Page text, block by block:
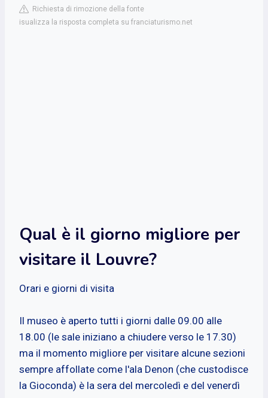
Richiesta di rimozione della fonte
isualizza la risposta completa su franciaturismo.net
Qual è il giorno migliore per
visitare il Louvre?
Orari e giorni di visita
Il museo è aperto tutti i giorni dalle 09.00 alle
18.00 (le sale iniziano a chiudere verso le 17.30)
ma il momento migliore per visitare alcune sezioni
sempre affollate come l'ala Denon (che custodisce
la Gioconda) è la sera del mercoledì e del venerdì